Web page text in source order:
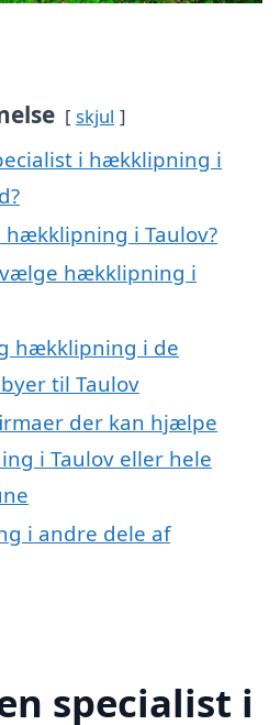
skjul
i hækklipning i
hækklipning i Taulov?
hækklipning i
hækklipning i de
til Taulov
der kan hjælpe
i Taulov eller hele
i andre dele af
specialist i